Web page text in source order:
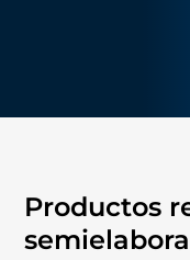
Productos